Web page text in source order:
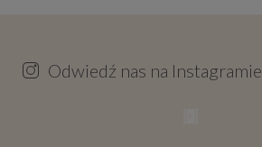
Odwiedź nas na Instagramie